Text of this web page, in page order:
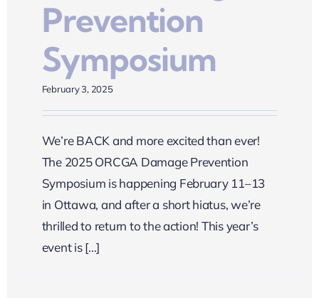
Prevention
Symposium
February 3, 2025
We’re BACK and more excited than ever!
The 2025 ORCGA Damage Prevention
Symposium is happening February 11–13
in Ottawa, and after a short hiatus, we’re
thrilled to return to the action! This year’s
event is [...]